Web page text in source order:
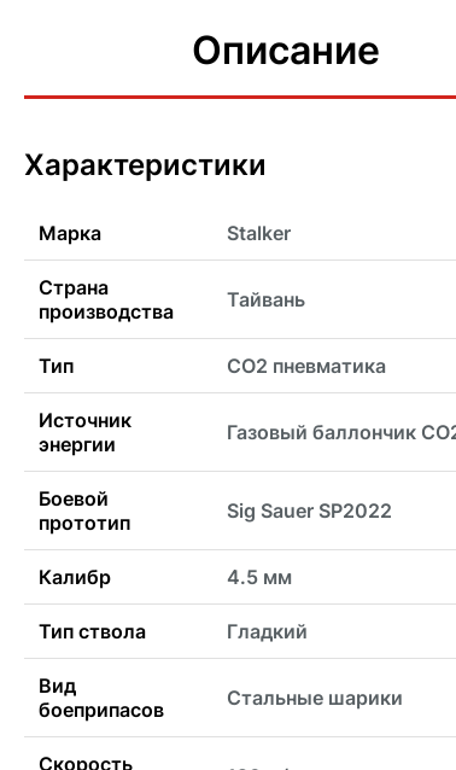
Описание
Характеристики
Марка Stalker
Страна
производства
Тайвань
Тип CO2 пневматика
Источник
энергии
Газовый баллончик
Боевой
прототип
Sig Sauer SP2022
Калибр 4.5 мм
Тип ствола Гладкий
Вид
боеприпасов
Стальные шарики
Скорость